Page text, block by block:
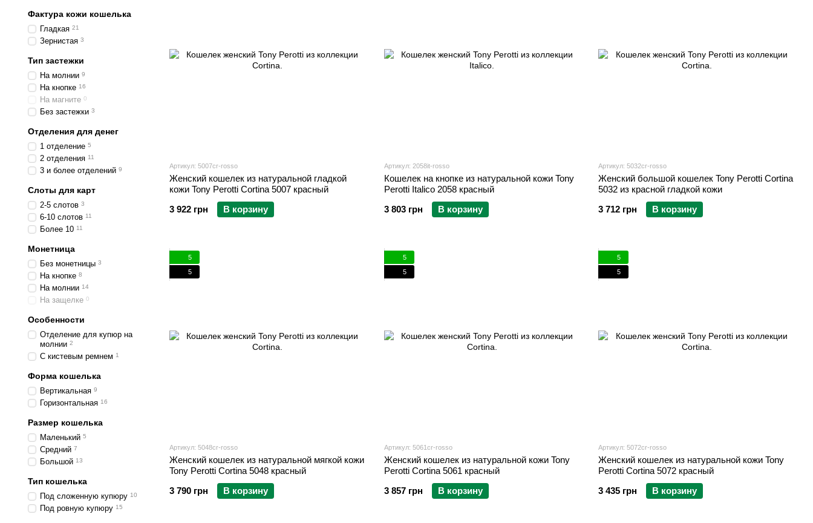
Артикул: 5007cr-rosso
Женский кошелек из натуральной гладкой
кожи Tony Perotti Cortina 5007 красный
3 922 грн
В корзину
Артикул: 2058it-rosso
Кошелек на кнопке из натуральной кожи Tony
Perotti Italico 2058 красный
3 803 грн
В корзину
Артикул: 5032cr-rosso
Женский большой кошелек Tony Perotti Cortina
5032 из красной гладкой кожи
3 712 грн
В корзину
5
5
Артикул: 5048cr-rosso
Женский кошелек из натуральной мягкой кожи
Tony Perotti Cortina 5048 красный
3 790 грн
В корзину
5
5
Артикул: 5061cr-rosso
Женский кошелек из натуральной кожи Tony
Perotti Cortina 5061 красный
3 857 грн
В корзину
5
5
Артикул: 5072cr-rosso
Женский кошелек из натуральной кожи Tony
Perotti Cortina 5072 красный
3 435 грн
В корзину
Фактура кожи кошелька
Гладкая 21
Зернистая 3
Тип застежки
На молнии 9
На кнопке 16
На магните 0
Без застежки 3
Отделения для денег
1 отделение 5
2 отделения 11
3 и более отделений 9
Слоты для карт
2-5 слотов 3
6-10 слотов 11
Более 10 11
Монетница
Без монетницы 3
На кнопке 8
На молнии 14
На защелке 0
Особенности
Отделение для купюр на
молнии 2
С кистевым ремнем 1
Форма кошелька
Вертикальная 9
Горизонтальная 16
Размер кошелька
Маленький 5
Средний 7
Большой 13
Тип кошелька
Под сложенную купюру 10
Под ровную купюру 15